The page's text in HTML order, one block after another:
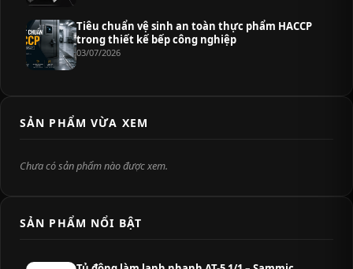
Tiêu chuẩn vệ sinh an toàn thực phẩm HACCP
trong thiết kế bếp công nghiệp
03/07/2026
SẢN PHẨM VỪA XEM
Chưa có sản phẩm nào được xem.
SẢN PHẨM NỔI BẬT